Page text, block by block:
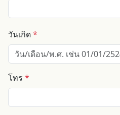
วันเกิด*
โทร *